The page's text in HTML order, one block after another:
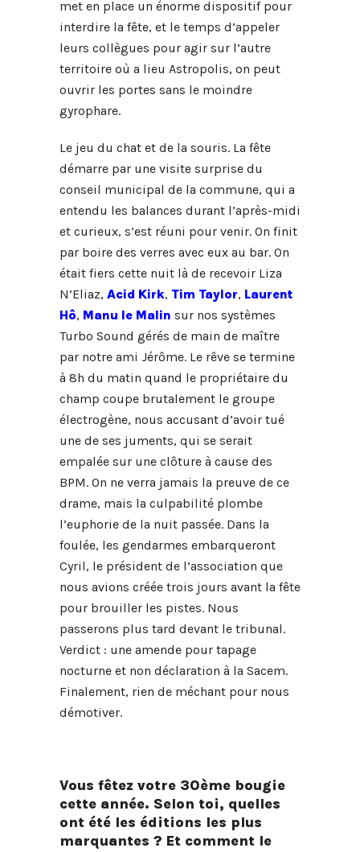
met en place un énorme dispositif pour
interdire la fête, et le temps d’appeler
leurs collègues pour agir sur l’autre
territoire où a lieu Astropolis, on peut
ouvrir les portes sans le moindre
gyrophare.
Le jeu du chat et de la souris. La fête
démarre par une visite surprise du
conseil municipal de la commune, qui a
entendu les balances durant l’après-midi
et curieux, s’est réuni pour venir. On finit
par boire des verres avec eux au bar. On
était fiers cette nuit là de recevoir Liza
N’Eliaz, Acid Kirk, Tim Taylor, Laurent
Hô, Manu le Malin sur nos systèmes
Turbo Sound gérés de main de maître
par notre ami Jérôme. Le rêve se termine
à 8h du matin quand le propriétaire du
champ coupe brutalement le groupe
électrogène, nous accusant d’avoir tué
une de ses juments, qui se serait
empalée sur une clôture à cause des
BPM. On ne verra jamais la preuve de ce
drame, mais la culpabilité plombe
l’euphorie de la nuit passée. Dans la
foulée, les gendarmes embarqueront
Cyril, le président de l’association que
nous avions créée trois jours avant la fête
pour brouiller les pistes. Nous
passerons plus tard devant le tribunal.
Verdict : une amende pour tapage
nocturne et non déclaration à la Sacem.
Finalement, rien de méchant pour nous
démotiver.
Vous fêtez votre 30ème bougie
cette année. Selon toi, quelles
ont été les éditions les plus
marquantes ? Et comment le